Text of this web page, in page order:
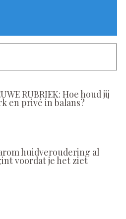
RUBRIEK: Hoe houd jij
en privé in balans?
huidveroudering al
voordat je het ziet